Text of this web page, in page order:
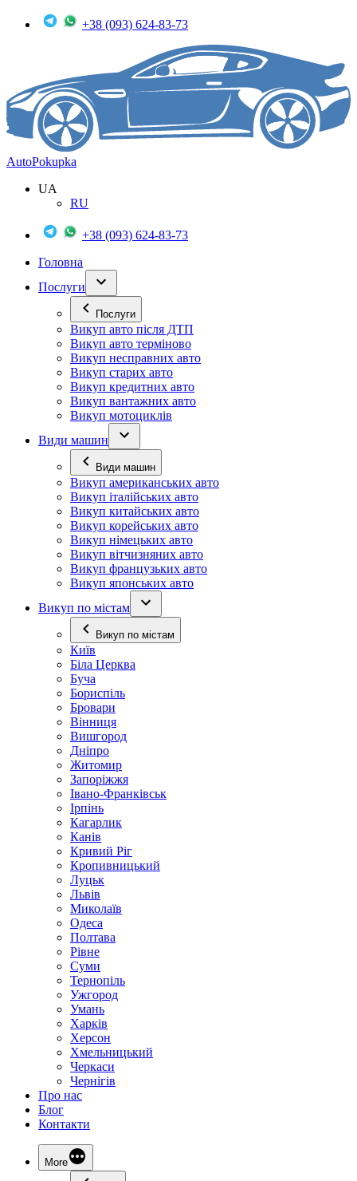
+38 (093) 624-83-73
AutoPokupka
UA
RU
+38 (093) 624-83-73
Головна
Послуги
Послуги
Викуп авто після ДТП
Викуп авто терміново
Викуп несправних авто
Викуп старих авто
Викуп кредитних авто
Викуп вантажних авто
Викуп мотоциклів
Види машин
Види машин
Викуп американських авто
Викуп італійських авто
Викуп китайських авто
Викуп корейських авто
Викуп німецьких авто
Викуп вітчизняних авто
Викуп французьких авто
Викуп японських авто
Викуп по містам
Викуп по містам
Київ
Біла Церква
Буча
Бориспіль
Бровари
Вінниця
Вишгород
Дніпро
Житомир
Запоріжжя
Івано-Франківськ
Ірпінь
Кагарлик
Канів
Кривий Ріг
Кропивницький
Луцьк
Львів
Миколаїв
Одеса
Полтава
Рівне
Суми
Тернопіль
Ужгород
Умань
Харків
Херсон
Хмельницький
Черкаси
Чернігів
Про нас
Блог
Контакти
More